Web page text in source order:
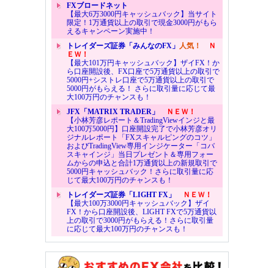
FXブロードネット
【最大6万3000円キャッシュバック】当サイト
限定！1万通貨以上の取引で現金3000円がもら
えるキャンペーン実施中！
トレイダーズ証券「みんなのFX」 人気！
Ｎ
ＥＷ！
【最大101万円キャッシュバック】ザイFX！か
ら口座開設後、FX口座で5万通貨以上の取引で
5000円+シストレ口座で5万通貨以上の取引で
5000円がもらえる！ さらに取引量に応じて最
大100万円のチャンスも！
JFX「MATRIX TRADER」
ＮＥＷ！
【小林芳彦レポート＆TradingViewインジと最
大100万5000円】口座開設完了で小林芳彦オリ
ジナルレポート「FXスキャルピングのコツ」
およびTradingView専用インジケーター「コバ
スキャインジ」当日プレゼント＆専用フォー
ムからの申込と合計1万通貨以上の新規取引で
5000円キャッシュバック！さらに取引量に応
じて最大100万円のチャンスも！
トレイダーズ証券「LIGHT FX」
ＮＥＷ！
【最大100万3000円キャッシュバック】ザイ
FX！から口座開設後、LIGHT FXで5万通貨以
上の取引で3000円がもらえる！さらに取引量
に応じて最大100万円のチャンスも！